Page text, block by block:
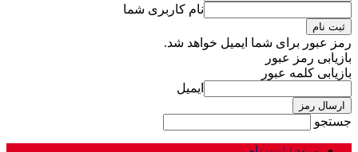
نام کاربری شما
رمز عبور برای شما ایمیل خواهد شد.
بازیابی رمز عبور
بازیابی کلمه عبور
ایمیل
جستجو